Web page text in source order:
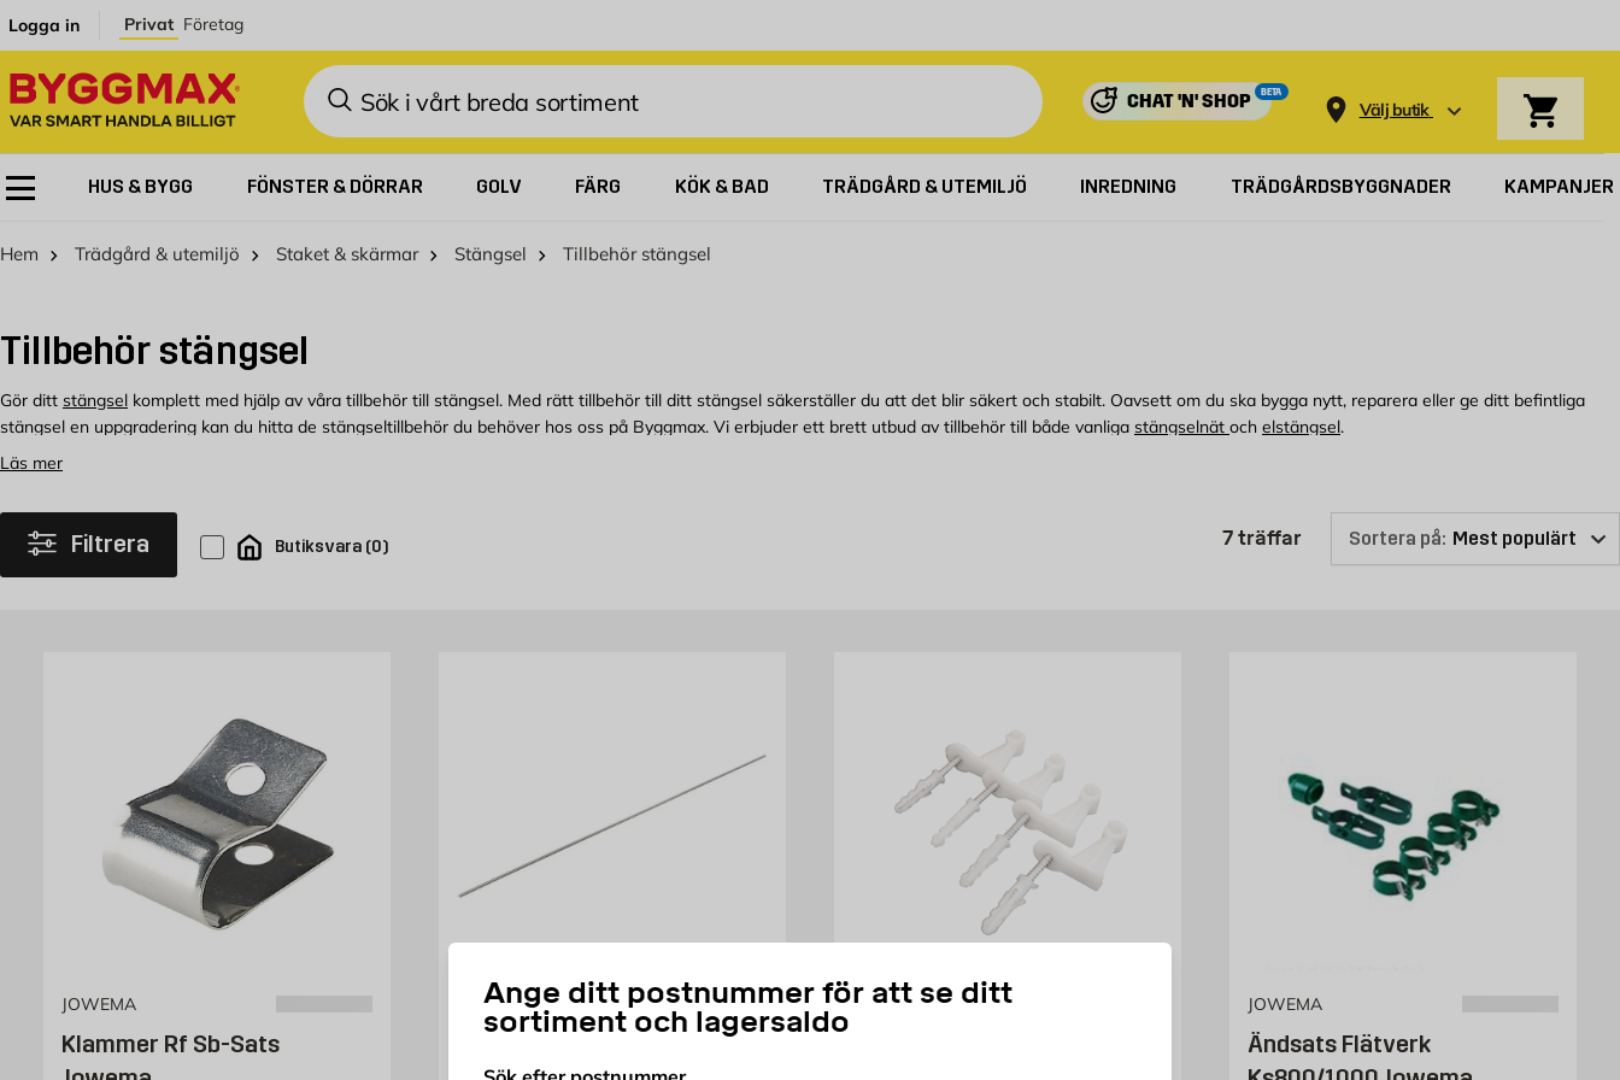
Logga in Privat Företag
Sök
CHAT 'N' SHOP
BETA
Välj butik
Ange ditt postnummer för att se ditt
sortiment och lagersaldo
HUS & BYGG FÖNSTER & DÖRRAR GOLV FÄRG KÖK & BAD TRÄDGÅRD & UTEMILJÖ INREDNING TRÄDGÅRDSBYGGNADER KAMPANJER
Hem Trädgård & utemiljö Staket & skärmar Stängsel Tillbehör stängsel
Tillbehör stängsel
Gör ditt stängsel komplett med hjälp av våra tillbehör till stängsel. Med rätt tillbehör till ditt stängsel säkerställer du att det blir säkert och stabilt. Oavsett om du ska bygga nytt, reparera eller ge ditt befintliga
stängsel en uppgradering kan du hitta de stängseltillbehör du behöver hos oss på Byggmax. Vi erbjuder ett brett utbud av tillbehör till både vanliga stängselnät och elstängsel.
Välkommen att kolla in vårt sortiment av tillbehör till stängsel som du kan köpa bekvämt från Byggmax. Kom in till din närmaste Byggmax-butik eller kolla här online för att se vilka tillbehör till stängsel som vi kan
erbjuda.
Läs mer
Filtrera Butiksvara (0) 7 träffarProduktlistan är uppdaterad: 7
Sortera på:
JOWEMA
Klammer Rf Sb-Sats
JOWEMA HORTUS JOWEMA
Ändsats Flätverk